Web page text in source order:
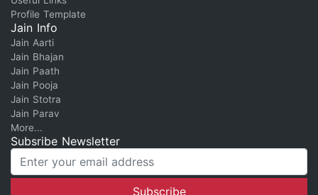
Profile Template
Jain Info
Jain Aarti
Jain Bhajan
Jain Paath
Jain Pooja
Jain Stotra
Jain Parav
More...
Subsribe Newsletter